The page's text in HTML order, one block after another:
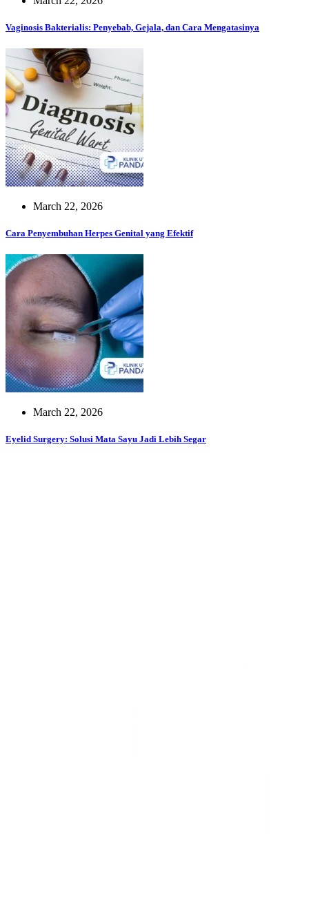
Vaginosis Bakterialis: Penyebab, Gejala, dan Cara Mengatasinya
March 22, 2026
Cara Penyembuhan Herpes Genital yang Efektif
March 22, 2026
Eyelid Surgery: Solusi Mata Sayu Jadi Lebih Segar